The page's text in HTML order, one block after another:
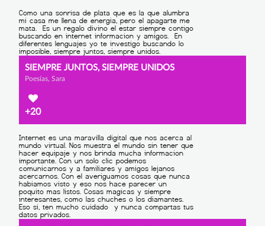
SIEMPRE JUNTOS, SIEMPRE UNIDOS
Poesías, Sara
+20